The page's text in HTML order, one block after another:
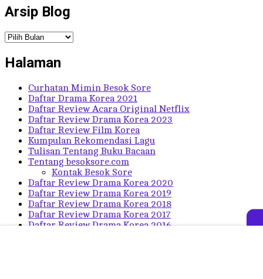
Arsip Blog
Arsip
Halaman
Curhatan Mimin Besok Sore
Daftar Drama Korea 2021
Daftar Review Acara Original Netflix
Daftar Review Drama Korea 2023
Daftar Review Film Korea
Kumpulan Rekomendasi Lagu
Tulisan Tentang Buku Bacaan
Tentang besoksore.com
Kontak Besok Sore
Daftar Review Drama Korea 2020
Daftar Review Drama Korea 2019
Daftar Review Drama Korea 2018
Daftar Review Drama Korea 2017
Daftar Review Drama Korea 2016